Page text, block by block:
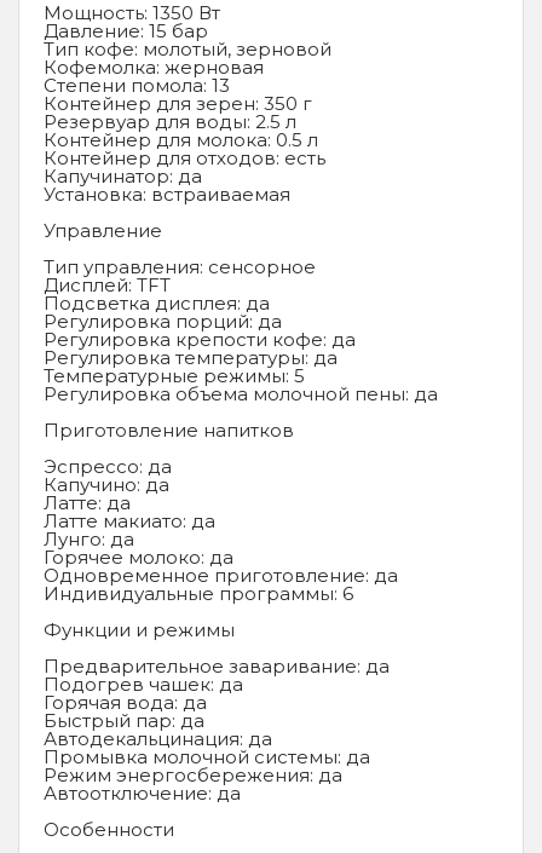
Мощность: 1350 Вт
Давление: 15 бар
Тип кофе: молотый, зерновой
Кофемолка: жерновая
Степени помола: 13
Контейнер для зерен: 350 г
Резервуар для воды: 2.5 л
Контейнер для молока: 0.5 л
Контейнер для отходов: есть
Капучинатор: да
Установка: встраиваемая
Управление
Тип управления: сенсорное
Дисплей: TFT
Подсветка дисплея: да
Регулировка порций: да
Регулировка крепости кофе: да
Регулировка температуры: да
Температурные режимы: 5
Регулировка объема молочной пены: да
Приготовление напитков
Эспрессо: да
Капучино: да
Латте: да
Латте макиато: да
Лунго: да
Горячее молоко: да
Одновременное приготовление: да
Индивидуальные программы: 6
Функции и режимы
Предварительное заваривание: да
Подогрев чашек: да
Горячая вода: да
Быстрый пар: да
Автодекальцинация: да
Промывка молочной системы: да
Режим энергосбережения: да
Автоотключение: да
Особенности